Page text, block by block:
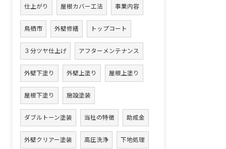
仕上がり 屋根カバー工法 事業内容
鳥栖市 外壁修繕 トップコート
３分ツヤ仕上げ アフターメンテナンス
外壁下塗り 外壁上塗り 屋根上塗り
屋根下塗り 施設塗装
ダブルトーン塗装 当社の特徴 助成金
外壁クリアー塗装 高圧洗浄 下地処理